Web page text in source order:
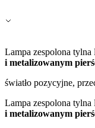
Lampa zespolona
i metalizowanym
światło pozycyjne,
Lampa zespolona
i metalizowanym